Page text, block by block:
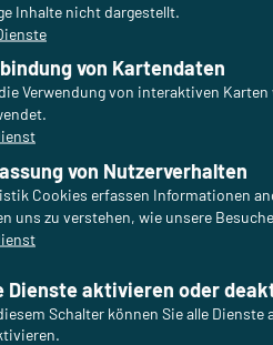
Inhalte nicht dargestellt.
von Kartendaten
Verwendung von interaktiven
von Nutzerverhalten
Cookies erfassen Informationen
uns zu verstehen, wie unsere
Dienste aktivieren oder
Schalter können Sie alle Dienste